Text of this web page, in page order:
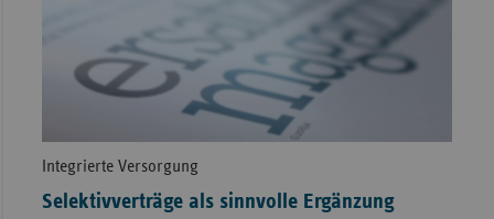
Integrierte Versorgung
Selektivverträge als sinnvolle Ergänzung